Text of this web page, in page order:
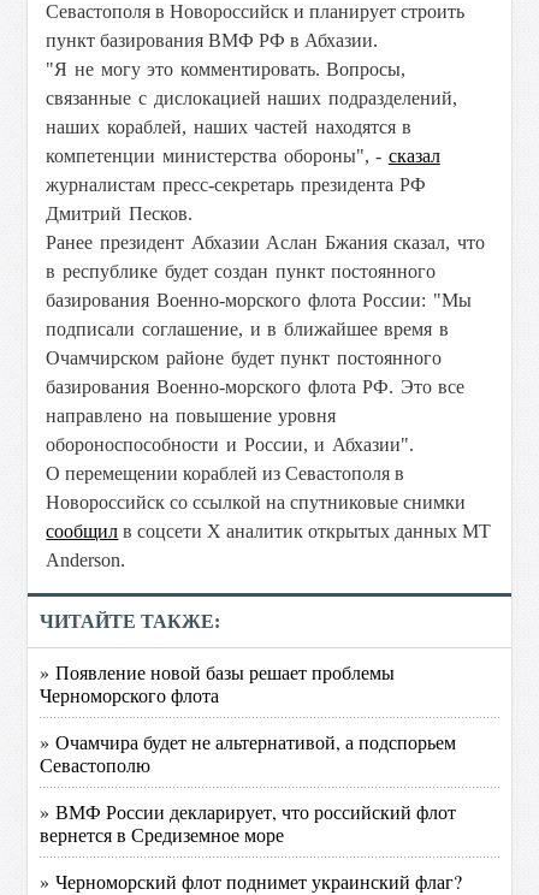
Севастополя в Новороссийск и планирует строить
пункт базирования ВМФ РФ в Абхазии.
"Я не могу это комментировать. Вопросы,
связанные с дислокацией наших подразделений,
наших кораблей, наших частей находятся в
компетенции министерства обороны", - сказал
журналистам пресс-секретарь президента РФ
Дмитрий Песков.
Ранее президент Абхазии Аслан Бжания сказал, что
в республике будет создан пункт постоянного
базирования Военно-морского флота России: "Мы
подписали соглашение, и в ближайшее время в
Очамчирском районе будет пункт постоянного
базирования Военно-морского флота РФ. Это все
направлено на повышение уровня
обороноспособности и России, и Абхазии".
О перемещении кораблей из Севастополя в
Новороссийск со ссылкой на спутниковые снимки
сообщил в соцсети X аналитик открытых данных MT
Anderson.
ЧИТАЙТЕ ТАКЖЕ:
» Появление новой базы решает проблемы
Черноморского флота
» Очамчира будет не альтернативой, а подспорьем
Севастополю
» ВМФ России декларирует, что российский флот
вернется в Средиземное море
» Черноморский флот поднимет украинский флаг?